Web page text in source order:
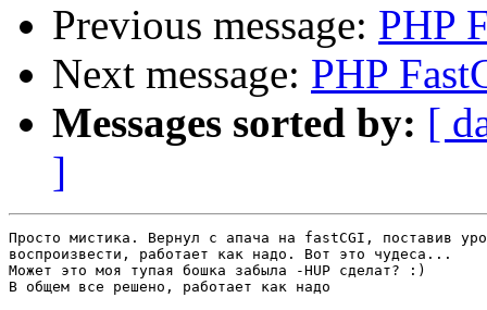
Previous message: PHP
Next message: PHP
Messages sorted by: [
]
Просто мистика. Вернул с апача на fastCGI, поставив
воспроизвести, работает как надо. Вот это чудеса...
Может это моя тупая бошка забыла -HUP сделат? :)
В общем все решено, работает как надо